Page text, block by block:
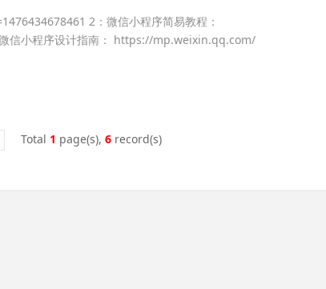
2：微信小程序简易教程：
信小程序设计指南： https://mp.weixin.qq.com/
Total 1 page(s), 6 record(s)